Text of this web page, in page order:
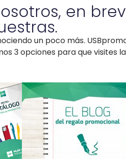
en
un poco más.
3 opciones para que visites